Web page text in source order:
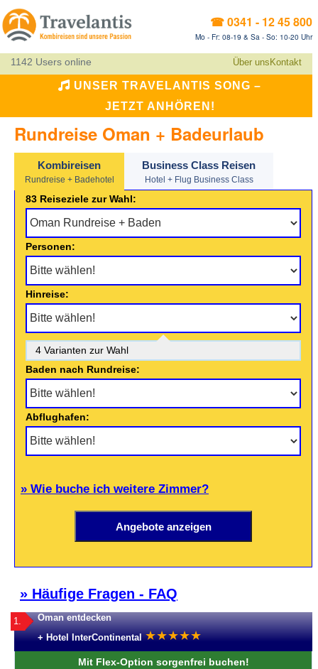
☎ 0341 - 12 45 800
Mo - Fr: 08-19 & Sa - So: 10-20 Uhr
1142 Users online Über uns Kontakt
UNSER TRAVELANTIS SONG –
JETZT ANHÖREN!
Rundreise Oman + Badeurlaub
Kombireisen
Rundreise + Badehotel
Business Class Reisen
Hotel + Flug Business Class
83 Reiseziele zur Wahl:
Personen:
Hinreise:
4 Varianten zur Wahl
Baden nach Rundreise:
Abflughafen:
» Wie buche ich weitere Zimmer?
» Häufige Fragen - FAQ
1.
Oman entdecken
+ Hotel InterContinental ★★★★★
Mit Flex-Option sorgenfrei buchen!